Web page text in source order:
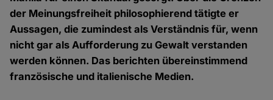
der Meinungsfreiheit philosophierend tätigte er
Aussagen, die zumindest als Verständnis für, wenn
nicht gar als Aufforderung zu Gewalt verstanden
werden können. Das berichten übereinstimmend
französische und italienische Medien.